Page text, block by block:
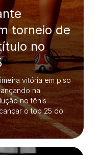
torneio de
no
vitória em piso
na
no tênis
o top 25 do